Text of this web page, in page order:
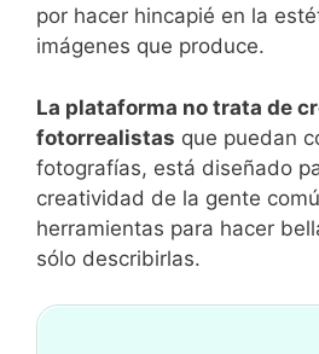
por hacer hincapié en la
imágenes que produce.
La plataforma no trata de
fotorrealistas que puedan
fotografías, está diseñado
creatividad de la gente
herramientas para hacer
sólo describirlas.